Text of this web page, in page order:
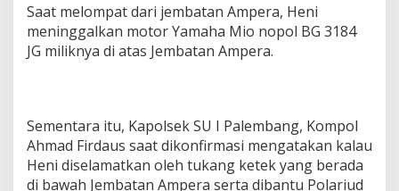
a
t
d
m
p
e
r
Saat melompat dari jembatan Ampera, Heni
meninggalkan motor Yamaha Mio nopol BG 3184
JG miliknya di atas Jembatan Ampera.
Sementara itu, Kapolsek SU I Palembang, Kompol
Ahmad Firdaus saat dikonfirmasi mengatakan kalau
Heni diselamatkan oleh tukang ketek yang berada
di bawah Jembatan Ampera serta dibantu Polariud